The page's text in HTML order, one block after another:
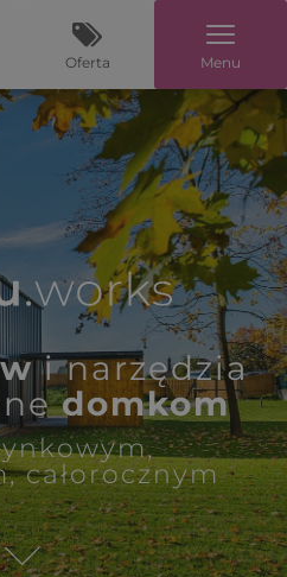
Oferta Menu
i narzędzia
domkom
całorocznym